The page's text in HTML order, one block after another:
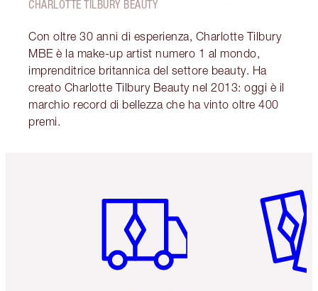
CHARLOTTE TILBURY BEAUTY
Con oltre 30 anni di esperienza, Charlotte Tilbury
MBE è la make-up artist numero 1 al mondo,
imprenditrice britannica del settore beauty. Ha
creato Charlotte Tilbury Beauty nel 2013: oggi è il
marchio record di bellezza che ha vinto oltre 400
premi.